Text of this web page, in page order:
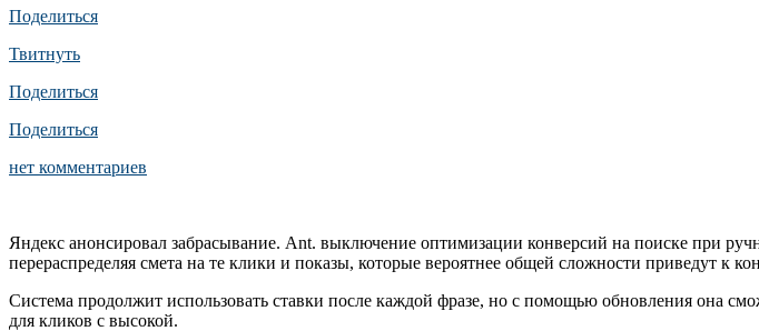
Поделиться
Твитнуть
Поделиться
Поделиться
нет комментариев
Яндекс анонсировал забрасывание. Ant. выключение оптимизации конверсий на поиске при
перераспределяя смета на те клики и показы, которые вероятнее общей сложности приведут
Система продолжит использовать ставки после каждой фразе, но с помощью обновления она
для кликов с высокой.